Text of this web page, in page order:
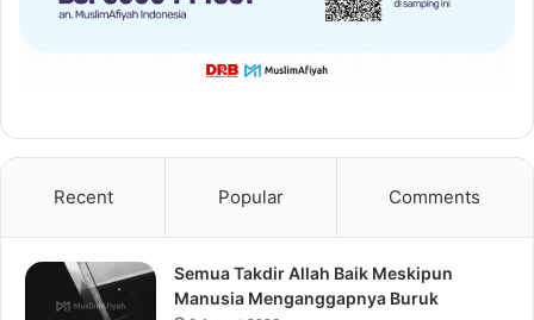
Recent Popular Comments
Semua Takdir Allah Baik Meskipun
Manusia Menganggapnya Buruk